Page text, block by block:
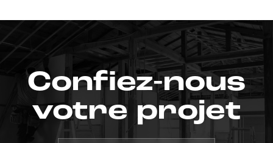
Confiez-nous
votre projet